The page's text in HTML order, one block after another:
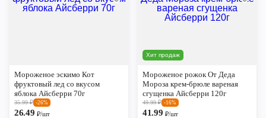
Рыбинск
Ярославль
Мороженое эскимо Кот
фруктовый лед со вкусом
яблока Айсберри 70г
35.99₽ -26%
26.49₽/шт
Хит продаж
Мороженое рожок От Деда
Мороза крем-брюле вареная
сгущенка Айсберри 120г
49.99₽ -16%
41.99₽/шт